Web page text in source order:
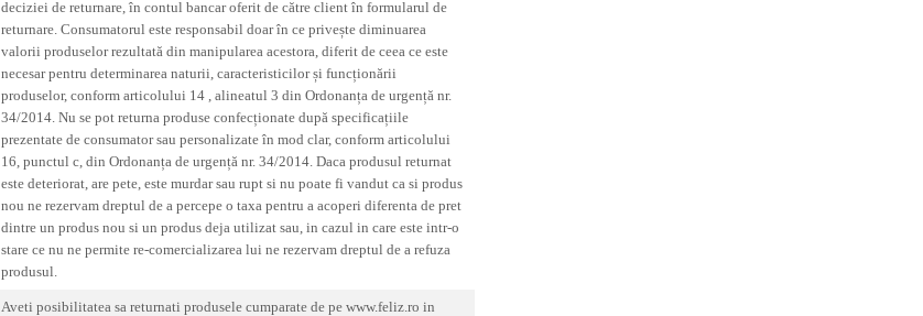
deciziei de returnare, în contul bancar oferit de către client în formularul de
returnare. Consumatorul este responsabil doar în ce privește diminuarea
valorii produselor rezultată din manipularea acestora, diferit de ceea ce este
necesar pentru determinarea naturii, caracteristicilor și funcționării
produselor, conform articolului 14 , alineatul 3 din Ordonanța de urgență nr.
34/2014. Nu se pot returna produse confecționate după specificațiile
prezentate de consumator sau personalizate în mod clar, conform articolului
16, punctul c, din Ordonanța de urgență nr. 34/2014. Daca produsul returnat
este deteriorat, are pete, este murdar sau rupt si nu poate fi vandut ca si produs
nou ne rezervam dreptul de a percepe o taxa pentru a acoperi diferenta de pret
dintre un produs nou si un produs deja utilizat sau, in cazul in care este intr-o
stare ce nu ne permite re-comercializarea lui ne rezervam dreptul de a refuza
produsul.
Aveti posibilitatea sa returnati produsele cumparate de pe www.feliz.ro in